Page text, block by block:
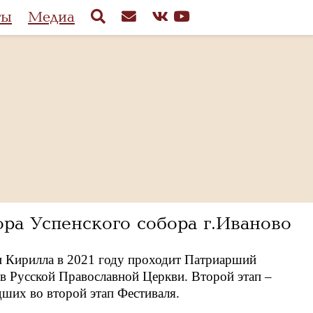
Медиа
Успенского собора г.Иваново
в 2021 году проходит Патриарший
Православной Церкви. Второй этап –
во второй этап Фестиваля.